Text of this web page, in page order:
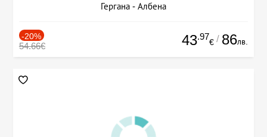
Гергана - Албена
-20%
54.66€ 43.97
€ / 86лв.